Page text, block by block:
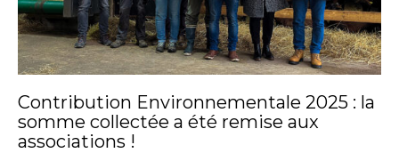
Contribution Environnementale 2025 : la
somme collectée a été remise aux
associations !